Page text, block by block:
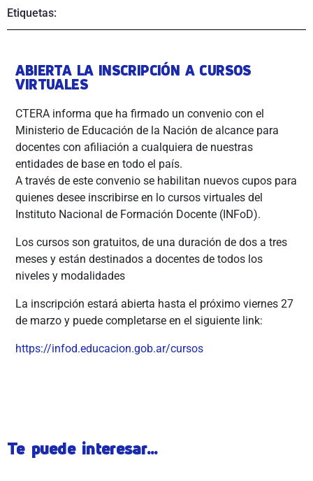
Etiquetas:
ABIERTA LA INSCRIPCIÓN A CURSOS
VIRTUALES
CTERA informa que ha firmado un convenio con el
Ministerio de Educación de la Nación de alcance para
docentes con afiliación a cualquiera de nuestras
entidades de base en todo el país.
A través de este convenio se habilitan nuevos cupos para
quienes desee inscribirse en lo cursos virtuales del
Instituto Nacional de Formación Docente (INFoD).
Los cursos son gratuitos, de una duración de dos a tres
meses y están destinados a docentes de todos los
niveles y modalidades
La inscripción estará abierta hasta el próximo viernes 27
de marzo y puede completarse en el siguiente link:
https://infod.educacion.gob.ar/cursos
Te puede interesar...